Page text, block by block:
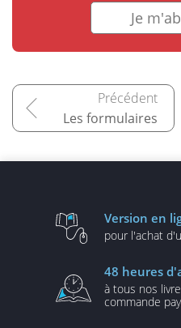
Je
Les formulaires
Version en
pour l'achat
48 heures
à tous nos
commande